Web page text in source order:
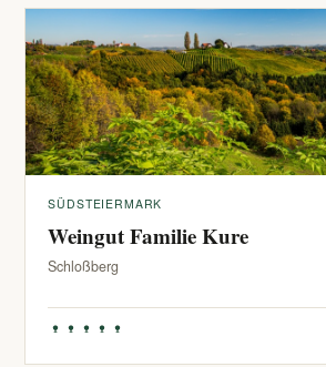
SÜDSTEIERMARK
Weingut Familie Kure
Schloßberg